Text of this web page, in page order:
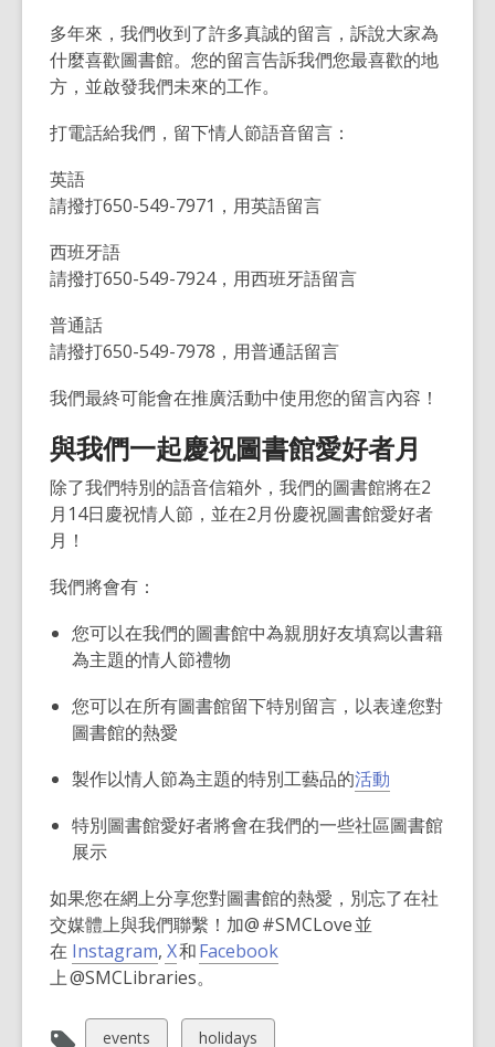
多年來，我們收到了許多真誠的留言，訴說大家為
什麼喜歡圖書館。您的留言告訴我們您最喜歡的地
方，並啟發我們未來的工作。
打電話給我們，留下情人節語音留言：
英語
請撥打650-549-7971 ，用英語留言
西班牙語
請撥打650-549-7924，用西班牙語留言
普通話
請撥打650-549-7978 ，用普通話留言
我們最終可能會在推廣活動中使用您的留言內容！
與我們一起慶祝圖書館愛好者月
除了我們特別的語音信箱外，我們的圖書館將在2
月 14日慶祝情人節，並在2月份慶祝圖書館愛好者
月！
我們將會有：
您可以在我們的圖書館中為親朋好友填寫以書籍
為主題的情人節禮物
您可以在所有圖書館留下特別留言，以表達您對
圖書館的熱愛
製作以情人節為主題的特別工藝品的活動
特別圖書館愛好者將會在我們的一些社區圖書館
展示
如果您在網上分享您對圖書館的熱愛，別忘了在社
交媒體上與我們聯繫！加@#SMCLove並
在 Instagram,
o
e
, X,
o
e
和Facebook
上@SMCLibraries。
View
events
View
holidays